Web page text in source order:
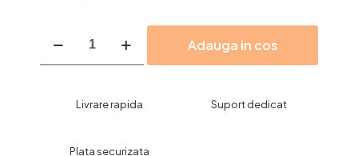
Trusa
Adauga in cos
Livrare rapida Suport dedicat
Plata securizata